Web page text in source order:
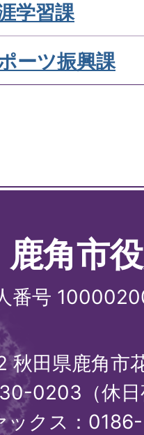
学習課
ーツ振興課
鹿角市
番号
秋田県鹿角市
0203（休
ックス：